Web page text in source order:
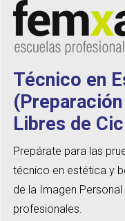
Técnico en
Libres de
Prepárate para las
técnico en estética y
de la Imagen
profesionales.